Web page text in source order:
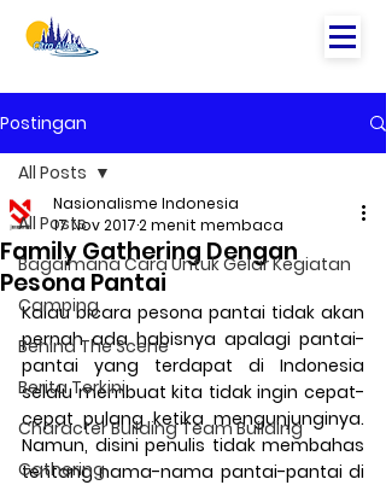
Postingan
All Posts
Bagaimana Cara Untuk Gelar Kegiatan
Camping
Behind The Scene
Berita Terkini
Character Building Team Building
Gathering
All Posts
Family Gathering Dengan
Pesona Pantai
Nasionalisme Indonesia
17 Nov 20172 menit membaca
Kalau bicara pesona pantai tidak akan
pernah ada habisnya apalagi pantai-
pantai yang terdapat di Indonesia
selalu membuat kita tidak ingin cepat-
cepat pulang ketika mengunjunginya.
Namun, disini penulis tidak membahas
tentang nama-nama pantai-pantai di